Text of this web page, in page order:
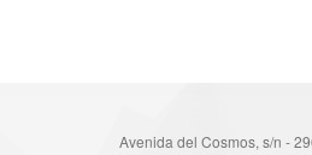
Avenida del Cosmos, s/n -